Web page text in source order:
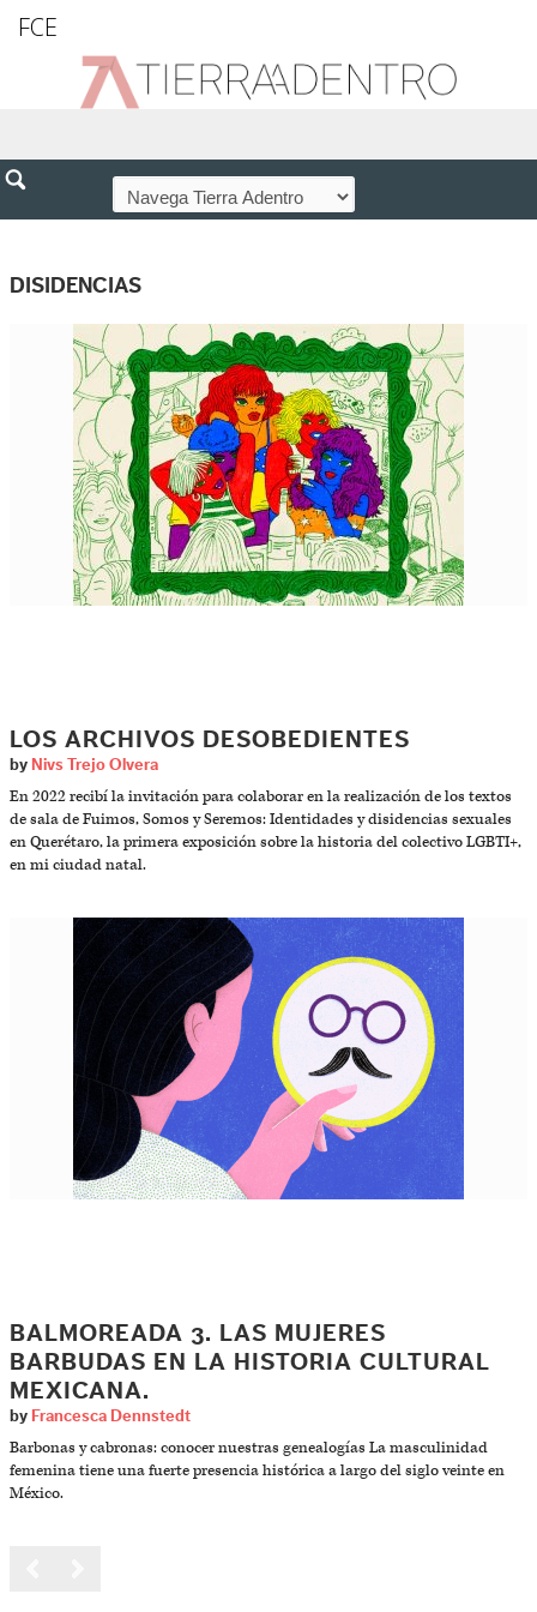
FCE
DISIDENCIAS
LOS ARCHIVOS DESOBEDIENTES
by Nivs Trejo Olvera
En 2022 recibí la invitación para colaborar en la realización de los textos
de sala de Fuimos, Somos y Seremos: Identidades y disidencias sexuales
en Querétaro, la primera exposición sobre la historia del colectivo LGBTI+,
en mi ciudad natal.
BALMOREADA 3. LAS MUJERES
BARBUDAS EN LA HISTORIA CULTURAL
MEXICANA.
by Francesca Dennstedt
Barbonas y cabronas: conocer nuestras genealogías La masculinidad
femenina tiene una fuerte presencia histórica a largo del siglo veinte en
México.